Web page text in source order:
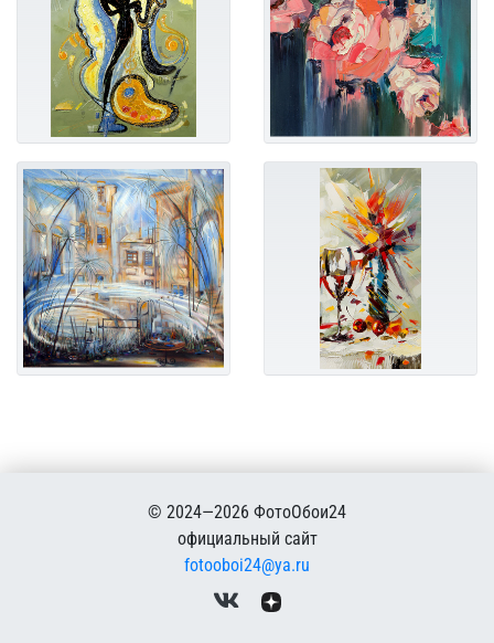
© 2024—2026 ФотоОбои24
официальный сайт
fotooboi24@ya.ru